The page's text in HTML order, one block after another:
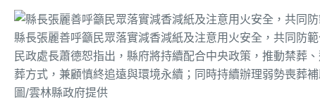
縣長張麗善呼籲民眾落實減香減紙及注意用火安全，共同防範
民政處長蕭德恕指出，縣府將持續配合中央政策，推動禁葬
葬方式，兼顧慎終追遠與環境永續；同時持續辦理弱勢喪葬
圖/雲林縣政府提供